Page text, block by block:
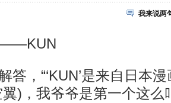
我来说两
，“‘KUN’是来自日本漫
)，我爷爷是第一个这么